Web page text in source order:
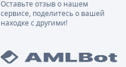
Оставьте отзыв о нашем
сервисе, поделитесь о вашей
находке с другими!